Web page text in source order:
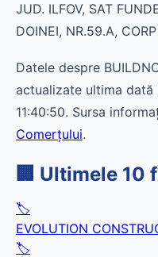
JUD. ILFOV, SAT
DOINEI, NR.59.A,
Datele despre
actualizate ultima
11:40:50. Sursa
Comerțului.
🏢 Ultimele 10
🏷️
EVOLUTION
🏷️